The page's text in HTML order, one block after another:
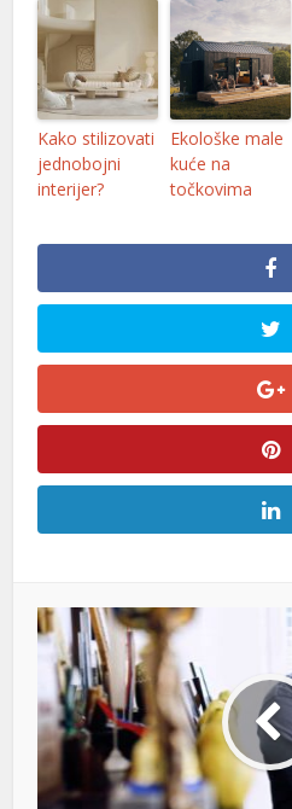
Kako stilizovati
jednobojni
interijer?
Ekološke male
kuće na
točkovima